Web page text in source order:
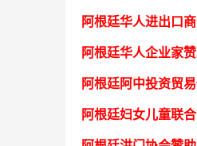
阿根廷华人进出口
阿根廷华人企业家
阿根廷阿中投资贸
阿根廷妇女儿童联